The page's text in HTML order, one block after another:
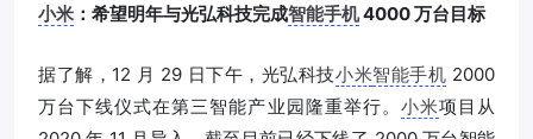
小米 ：希望明年与光弘科技完成智能手机4000 万台目标
据了解，12 月 29 日下午，光弘科技小米智能手机 2000
万台下线仪式在第三智能产业园隆重举行。 小米项目从